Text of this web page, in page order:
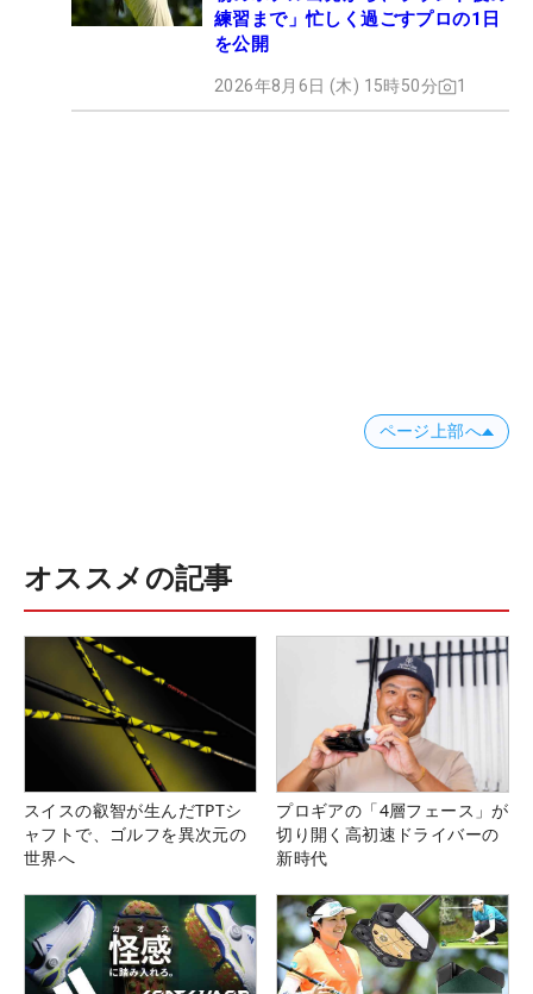
練習まで」忙しく過ごすプロの1日
を公開
2026年8月6日 (木) 15時50分 1
ページ上部へ
オススメの記事
スイスの叡智が生んだTPTシ
ャフトで、ゴルフを異次元の
世界へ
プロギアの「4層フェース」が
切り開く高初速ドライバーの
新時代